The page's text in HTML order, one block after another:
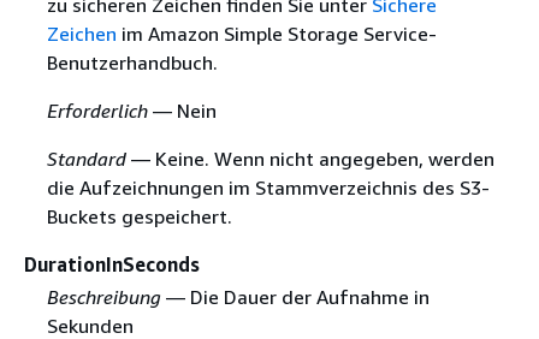
Zeichen im Amazon Simple Storage Service-
Benutzerhandbuch.
Erforderlich— Nein
Standard— Keine. Wenn nicht angegeben, werden
die Aufzeichnungen im Stammverzeichnis des S3-
Buckets gespeichert.
DurationInSeconds
Beschreibung— Die Dauer der Aufnahme in
Sekunden